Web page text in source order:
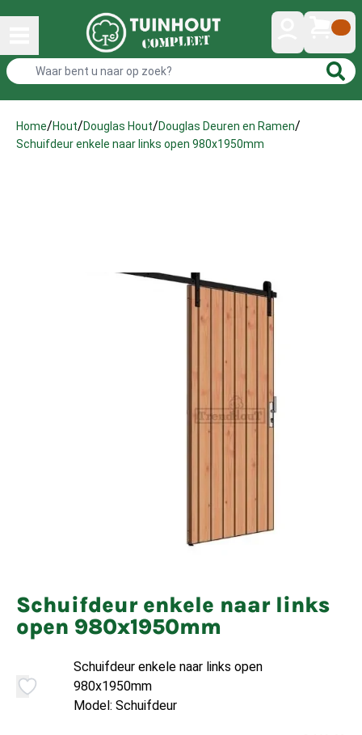
Home/Hout/Douglas Hout/Douglas Deuren en Ramen/
Schuifdeur enkele naar links open 980x1950mm
Schuifdeur enkele naar links
open 980x1950mm
Schuifdeur enkele naar links open
980x1950mm
Model: Schuifdeur